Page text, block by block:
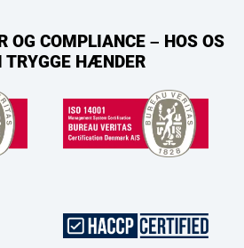
OG COMPLIANCE – HOS OS
TRYGGE HÆNDER